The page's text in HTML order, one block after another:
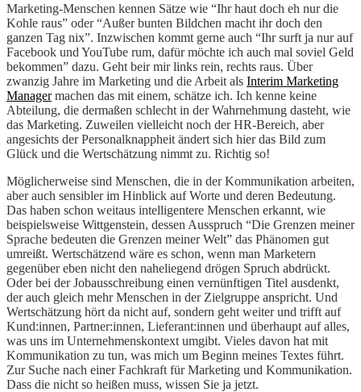
Marketing-Menschen kennen Sätze wie “Ihr haut doch eh nur die
Kohle raus” oder “Außer bunten Bildchen macht ihr doch den
ganzen Tag nix”. Inzwischen kommt gerne auch “Ihr surft ja nur auf
Facebook und YouTube rum, dafür möchte ich auch mal soviel Geld
bekommen” dazu. Geht beir mir links rein, rechts raus. Über
zwanzig Jahre im Marketing und die Arbeit als Interim Marketing
Managermachen das mit einem, schätze ich. Ich kenne keine
Abteilung, die dermaßen schlecht in der Wahrnehmung dasteht, wie
das Marketing. Zuweilen vielleicht noch der HR-Bereich, aber
angesichts der Personalknappheit ändert sich hier das Bild zum
Glück und die Wertschätzung nimmt zu. Richtig so!
Möglicherweise sind Menschen, die in der Kommunikation arbeiten,
aber auch sensibler im Hinblick auf Worte und deren Bedeutung.
Das haben schon weitaus intelligentere Menschen erkannt, wie
beispielsweise Wittgenstein, dessen Ausspruch “Die Grenzen meiner
Sprache bedeuten die Grenzen meiner Welt” das Phänomen gut
umreißt. Wertschätzend wäre es schon, wenn man Marketern
gegenüber eben nicht den naheliegend drögen Spruch abdrückt.
Oder bei der Jobausschreibung einen vernünftigen Titel ausdenkt,
der auch gleich mehr Menschen in der Zielgruppe anspricht. Und
Wertschätzung hört da nicht auf, sondern geht weiter und trifft auf
Kund:innen, Partner:innen, Lieferant:innen und überhaupt auf alles,
was uns im Unternehmenskontext umgibt. Vieles davon hat mit
Kommunikation zu tun, was mich um Beginn meines Textes führt.
Zur Suche nach einer Fachkraft für Marketing und Kommunikation.
Dass die nicht so heißen muss, wissen Sie ja jetzt.